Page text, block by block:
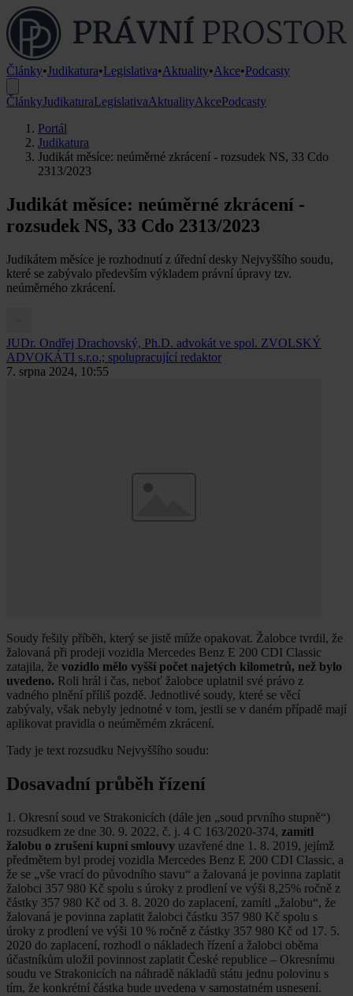
Články•Judikatura•Legislativa•Aktuality•Akce•Podcasty
ČlánkyJudikaturaLegislativaAktualityAkcePodcasty
Portál
Judikatura
Judikát měsíce: neúměrné zkrácení - rozsudek NS, 33 Cdo
2313/2023
Judikát měsíce: neúměrné zkrácení -
rozsudek NS, 33 Cdo 2313/2023
Judikátem měsíce je rozhodnutí z úřední desky Nejvyššího soudu,
které se zabývalo především výkladem právní úpravy tzv.
neúměrného zkrácení.
JUDr. Ondřej Drachovský, Ph.D. advokát ve spol. ZVOLSKÝ
ADVOKÁTI s.r.o.; spolupracující redaktor
7. srpna 2024, 10:55
Soudy řešily příběh, který se jistě může opakovat. Žalobce tvrdil, že
žalovaná při prodeji vozidla Mercedes Benz E 200 CDI Classic
zatajila, že vozidlo mělo vyšší počet najetých kilometrů, než bylo
uvedeno. Roli hrál i čas, neboť žalobce uplatnil své právo z
vadného plnění příliš pozdě. Jednotlivé soudy, které se věcí
zabývaly, však nebyly jednotné v tom, jestli se v daném případě mají
aplikovat pravidla o neúměrném zkrácení.
Tady je text rozsudku Nejvyššího soudu:
Dosavadní průběh řízení
1. Okresní soud ve Strakonicích (dále jen „soud prvního stupně“)
rozsudkem ze dne 30. 9. 2022, č. j. 4 C 163/2020-374, zamítl
žalobu o zrušení kupní smlouvy uzavřené dne 1. 8. 2019, jejímž
předmětem byl prodej vozidla Mercedes Benz E 200 CDI Classic, a
že se „vše vrací do původního stavu“ a žalovaná je povinna zaplatit
žalobci 357 980 Kč spolu s úroky z prodlení ve výši 8,25% ročně z
částky 357 980 Kč od 3. 8. 2020 do zaplacení, zamítl „žalobu“, že
žalovaná je povinna zaplatit žalobci částku 357 980 Kč spolu s
úroky z prodlení ve výši 10 % ročně z částky 357 980 Kč od 17. 5.
2020 do zaplacení, rozhodl o nákladech řízení a žalobci oběma
účastníkům uložil povinnost zaplatit České republice – Okresnímu
soudu ve Strakonicích na náhradě nákladů státu jednu polovinu s
tím, že konkrétní částka bude uvedena v samostatném usnesení.